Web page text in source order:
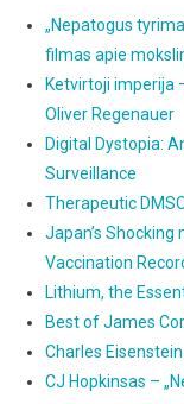
„Nepatogus
filmas apie
Ketvirtoji imperija
Oliver Regenauer
Digital Dystopia:
Surveillance
Therapeutic
Japan’s Shocking
Vaccination
Lithium, the
Best of James
Charles
CJ Hopkinsas –